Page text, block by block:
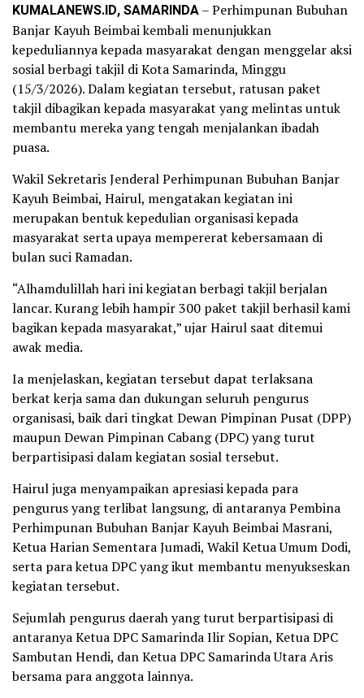
KUMALANEWS.ID, SAMARINDA– Perhimpunan Bubuhan
Banjar Kayuh Beimbai kembali menunjukkan
kepeduliannya kepada masyarakat dengan menggelar aksi
sosial berbagi takjil di Kota Samarinda, Minggu
(15/3/2026). Dalam kegiatan tersebut, ratusan paket
takjil dibagikan kepada masyarakat yang melintas untuk
membantu mereka yang tengah menjalankan ibadah
puasa.
Wakil Sekretaris Jenderal Perhimpunan Bubuhan Banjar
Kayuh Beimbai, Hairul, mengatakan kegiatan ini
merupakan bentuk kepedulian organisasi kepada
masyarakat serta upaya mempererat kebersamaan di
bulan suci Ramadan.
“Alhamdulillah hari ini kegiatan berbagi takjil berjalan
lancar. Kurang lebih hampir 300 paket takjil berhasil kami
bagikan kepada masyarakat,” ujar Hairul saat ditemui
awak media.
Ia menjelaskan, kegiatan tersebut dapat terlaksana
berkat kerja sama dan dukungan seluruh pengurus
organisasi, baik dari tingkat Dewan Pimpinan Pusat (DPP)
maupun Dewan Pimpinan Cabang (DPC) yang turut
berpartisipasi dalam kegiatan sosial tersebut.
Hairul juga menyampaikan apresiasi kepada para
pengurus yang terlibat langsung, di antaranya Pembina
Perhimpunan Bubuhan Banjar Kayuh Beimbai Masrani,
Ketua Harian Sementara Jumadi, Wakil Ketua Umum Dodi,
serta para ketua DPC yang ikut membantu menyukseskan
kegiatan tersebut.
Sejumlah pengurus daerah yang turut berpartisipasi di
antaranya Ketua DPC Samarinda Ilir Sopian, Ketua DPC
Sambutan Hendi, dan Ketua DPC Samarinda Utara Aris
bersama para anggota lainnya.